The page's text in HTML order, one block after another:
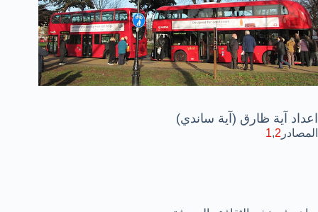
اعداد آية ظارق (آية ساندي)
المصادر 1,2